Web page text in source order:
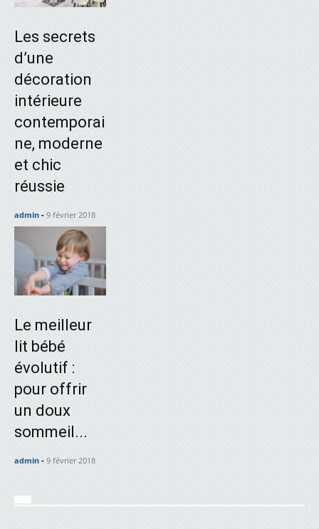
Les secrets
d’une
décoration
intérieure
contemporai
ne, moderne
et chic
réussie
admin - 9 février 2018
Le meilleur
lit bébé
évolutif :
pour offrir
un doux
sommeil...
admin - 9 février 2018